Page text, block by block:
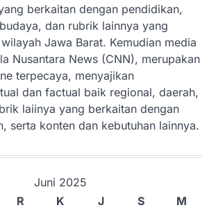
berkaitan dengan pendidikan,
dan rubrik lainnya yang
Jawa Barat. Kemudian media
Nusantara News (CNN), merupakan
terpecaya, menyajikan
dan factual baik regional, daerah,
laiinya yang berkaitan dengan
serta konten dan kebutuhan lainnya.
Juni 2025
R K J S
M